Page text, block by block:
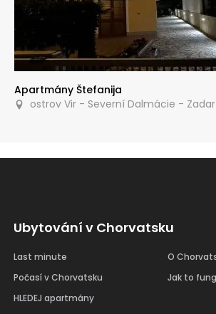
Apartmány Štefanija
ostrov Vir - Severní Dalmácie - Zadar
Ubytování v Chorvatsku
Last minute
Počasí v Chorvatsku
HLEDEJ apartmány
O
Jak to